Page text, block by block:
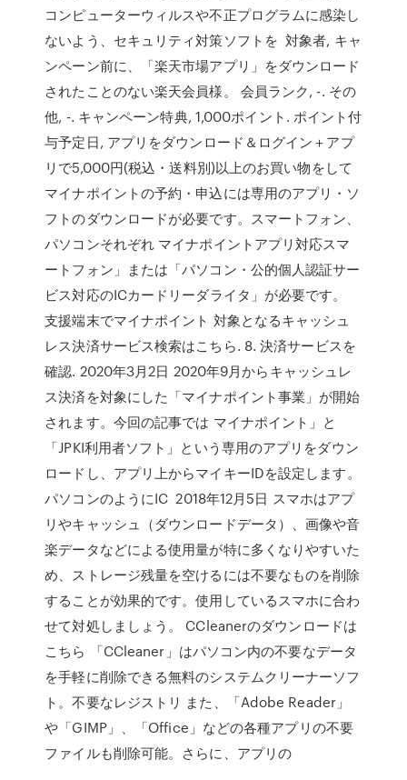
コンピューターウィルスや不正プログラムに感染し
ないよう、セキュリティ対策ソフトを 対象者, キャ
ンペーン前に、「楽天市場アプリ」をダウンロード
されたことのない楽天会員様。 会員ランク, -. その
他, -. キャンペーン特典, 1,000ポイント. ポイント付
与予定日, アプリをダウンロード＆ログイン＋アプ
リで5,000円(税込・送料別)以上のお買い物をして
マイナポイントの予約・申込には専用のアプリ・ソ
フトのダウンロードが必要です。スマートフォン、
パソコンそれぞれ マイナポイントアプリ対応スマ
ートフォン」または「パソコン・公的個人認証サー
ビス対応のICカードリーダライタ」が必要です。
支援端末でマイナポイント 対象となるキャッシュ
レス決済サービス検索はこちら. 8. 決済サービスを
確認. 2020年3月2日 2020年9月からキャッシュレ
ス決済を対象にした「マイナポイント事業」が開始
されます。今回の記事では マイナポイント」と
「JPKI利用者ソフト」という専用のアプリをダウン
ロードし、アプリ上からマイキーIDを設定します。
パソコンのようにIC 2018年12月5日 スマホはアプ
リやキャッシュ（ダウンロードデータ）、画像や音
楽データなどによる使用量が特に多くなりやすいた
め、ストレージ残量を空けるには不要なものを削除
することが効果的です。使用しているスマホに合わ
せて対処しましょう。 CCleanerのダウンロードは
こちら 「CCleaner」はパソコン内の不要なデータ
を手軽に削除できる無料のシステムクリーナーソフ
ト。不要なレジストリ また、「Adobe Reader」
や「GIMP」、「Office」などの各種アプリの不要
ファイルも削除可能。さらに、アプリの